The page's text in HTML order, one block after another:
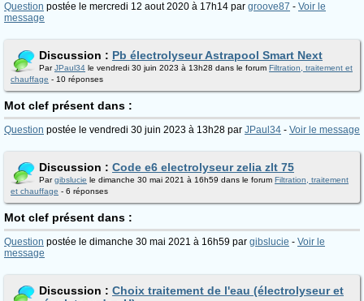
Question postée le mercredi 12 aout 2020 à 17h14 par groove87 - Voir le
message
Discussion : Pb électrolyseur Astrapool Smart Next
ParJPaul34 le vendredi 30 juin 2023 à 13h28 dans le forum Filtration, traitement et
chauffage - 10 réponses
Mot clef présent dans :
Question postée le vendredi 30 juin 2023 à 13h28 par JPaul34 - Voir le message
Discussion : Code e6 electrolyseur zelia zlt 75
Pargibslucie le dimanche 30 mai 2021 à 16h59 dans le forum Filtration, traitement
et chauffage - 6 réponses
Mot clef présent dans :
Question postée le dimanche 30 mai 2021 à 16h59 par gibslucie - Voir le
message
Discussion : Choix traitement de l'eau (électrolyseur et